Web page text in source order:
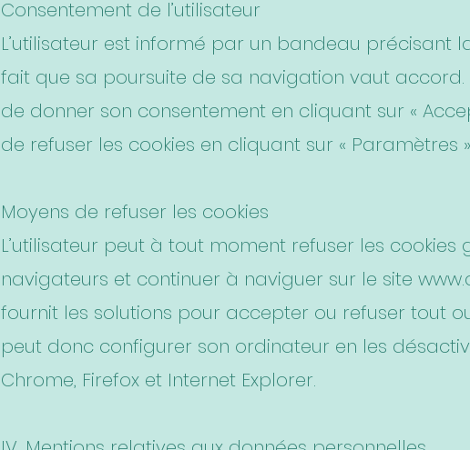
Consentement de l’utilisateur
L’utilisateur est informé par un bandeau précisant
fait que sa poursuite de sa navigation vaut accord.
de donner son consentement en cliquant sur «
de refuser les cookies en cliquant sur « Paramètres
Moyens de refuser les cookies
L’utilisateur peut à tout moment refuser les
navigateurs et continuer à naviguer sur le site
fournit les solutions pour accepter ou refuser tout
peut donc configurer son ordinateur en les
Chrome, Firefox et Internet Explorer.